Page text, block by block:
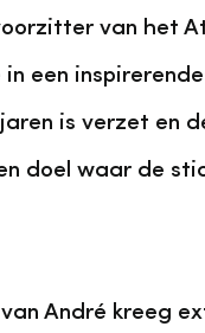
van het
een
is verzet en
doel waar de
André kreeg